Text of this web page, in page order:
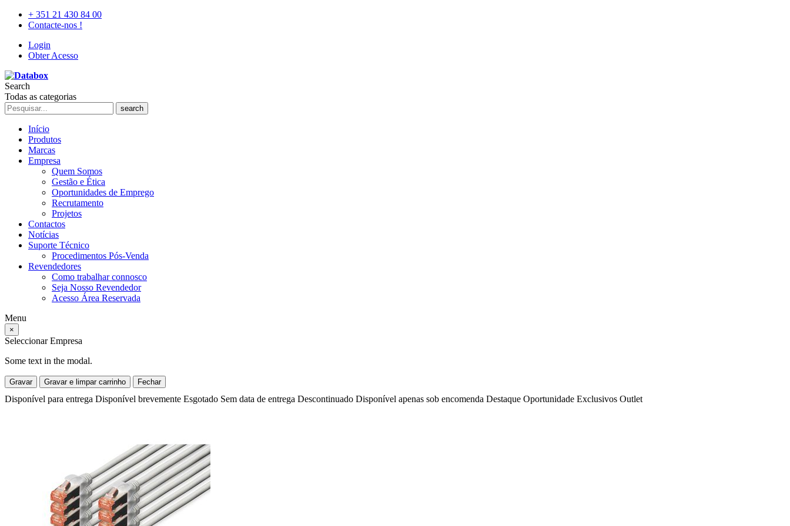
+ 351 21 430 84 00
Contacte-nos !
Login
Obter Acesso
Search
Todas as categorias
search
Início
Produtos
Marcas
Empresa
Quem Somos
Gestão e Ética
Oportunidades de Emprego
Recrutamento
Projetos
Contactos
Notícias
Suporte Técnico
Procedimentos Pós-Venda
Revendedores
Como trabalhar connosco
Seja Nosso Revendedor
Acesso Área Reservada
Menu
×
Seleccionar Empresa
Some text in the modal.
Gravar Gravar e limpar carrinho Fechar
Disponível para entrega Disponível brevemente Esgotado Sem data de entrega Descontinuado Disponível apenas sob encomenda Destaque Oportunidade Exclusivos Outlet